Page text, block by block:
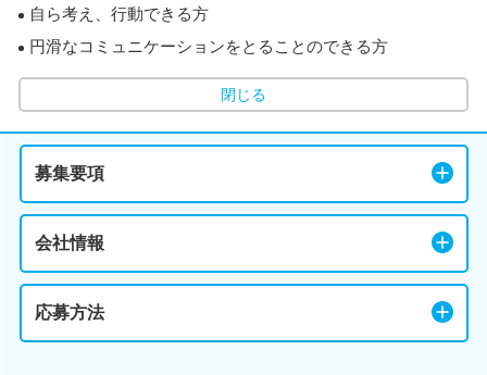
自ら考え、行動できる方
円滑なコミュニケーションをとることのできる方
閉じる
募集要項
会社情報
応募方法